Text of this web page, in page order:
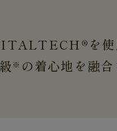
を使
※ の着心地を融合